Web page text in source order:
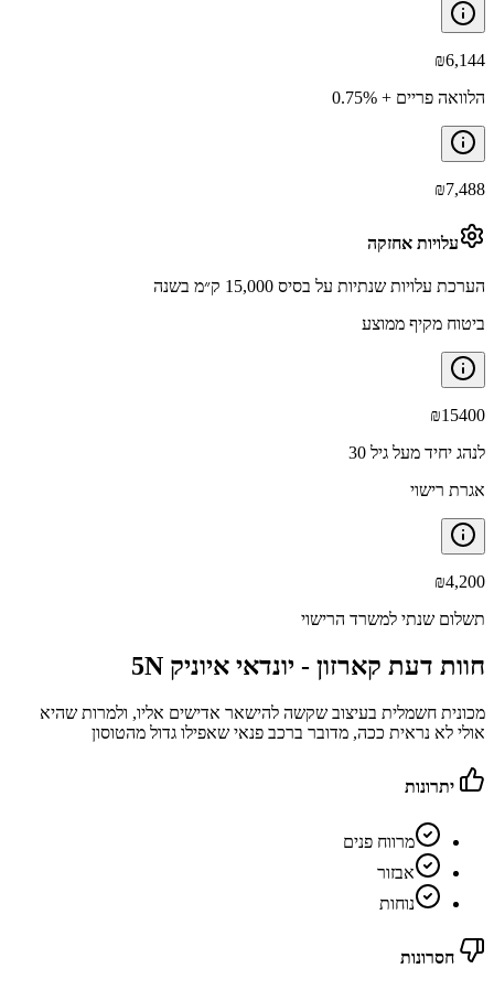
₪6,144
הלוואה פריים + 0.75%
₪7,488
עלויות אחזקה
הערכת עלויות שנתיות על בסיס 15,000 ק״מ בשנה
ביטוח מקיף ממוצע
₪15400
לנהג יחיד מעל גיל 30
אגרת רישוי
₪4,200
תשלום שנתי למשרד הרישוי
חוות דעת קארזון - יונדאי איוניק 5N
מכונית חשמלית בעיצוב שקשה להישאר אדישים אליו, ולמרות שהיא
אולי לא נראית ככה, מדובר ברכב פנאי שאפילו גדול מהטוסון
יתרונות
מרווח פנים
אבזור
נוחות
חסרונות